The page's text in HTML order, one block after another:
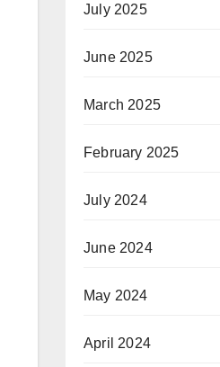
July 2025
June 2025
March 2025
February 2025
July 2024
June 2024
May 2024
April 2024